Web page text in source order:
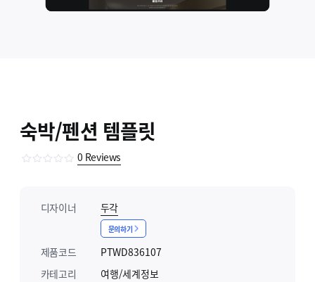
숙박/펜션 템플릿
0 Reviews
디자이너 두각
문의하기
제품코드
PTWD836107
카테고리
여행/세계정보